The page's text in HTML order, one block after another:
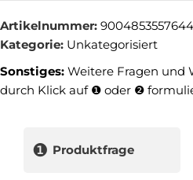
Artikelnummer: 9004853557644
Kategorie: Unkategorisiert
Sonstiges: Weitere Fragen und
durch Klick auf ❶ oder ❷
❶ Produktfrage